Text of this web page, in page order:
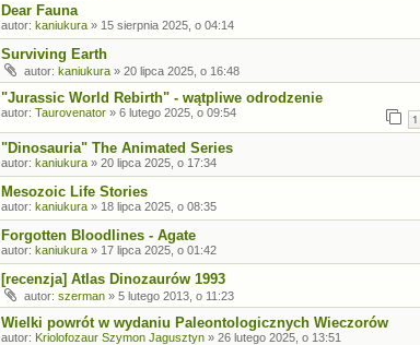
Dear Fauna
autor: kaniukura » 15 sierpnia 2025, o 04:14
Surviving Earth
autor: kaniukura » 20 lipca 2025, o 16:48
"Jurassic World Rebirth" - wątpliwe odrodzenie
autor: Taurovenator » 6 lutego 2025, o 09:54 1
"Dinosauria" The Animated Series
autor: kaniukura » 20 lipca 2025, o 17:34
Mesozoic Life Stories
autor: kaniukura » 18 lipca 2025, o 08:35
Forgotten Bloodlines - Agate
autor: kaniukura » 17 lipca 2025, o 01:42
[recenzja] Atlas Dinozaurów 1993
autor: szerman » 5 lutego 2013, o 11:23
Wielki powrót w wydaniu Paleontologicznych Wieczorów
autor: Kriolofozaur Szymon Jagusztyn » 26 lutego 2025, o 13:51